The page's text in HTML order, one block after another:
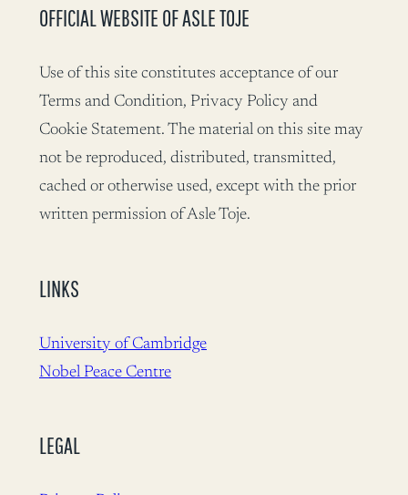
OFFICIAL WEBSITE OF ASLE TOJE
Use of this site constitutes acceptance of our
Terms and Condition, Privacy Policy and
Cookie Statement. The material on this site may
not be reproduced, distributed, transmitted,
cached or otherwise used, except with the prior
written permission of Asle Toje.
LINKS
University of Cambridge
Nobel Peace Centre
LEGAL